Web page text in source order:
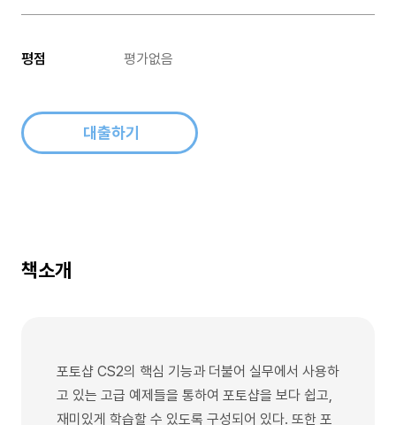
평점 평가없음
대출하기
책소개
포토샵 CS2의 핵심 기능과 더불어 실무에서 사용하
고 있는 고급 예제들을 통하여 포토샵을 보다 쉽고,
재미있게 학습할 수 있도록 구성되어 있다. 또한 포